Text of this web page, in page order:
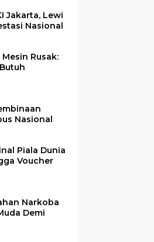
Jakarta, Lewi
Nasional
Rusak:
Nasional
Piala Dunia
Voucher
Narkoba
Demi